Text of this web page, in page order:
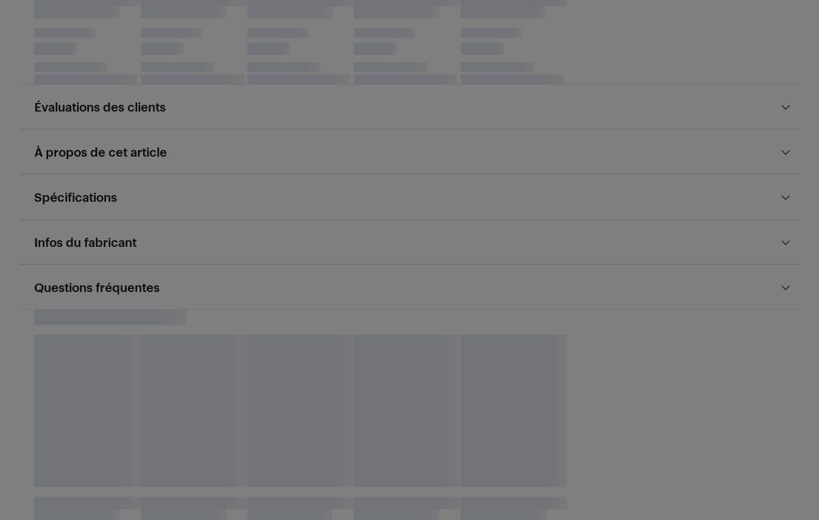
Évaluations des clients
À propos de cet article
Spécifications
Infos du fabricant
Questions fréquentes